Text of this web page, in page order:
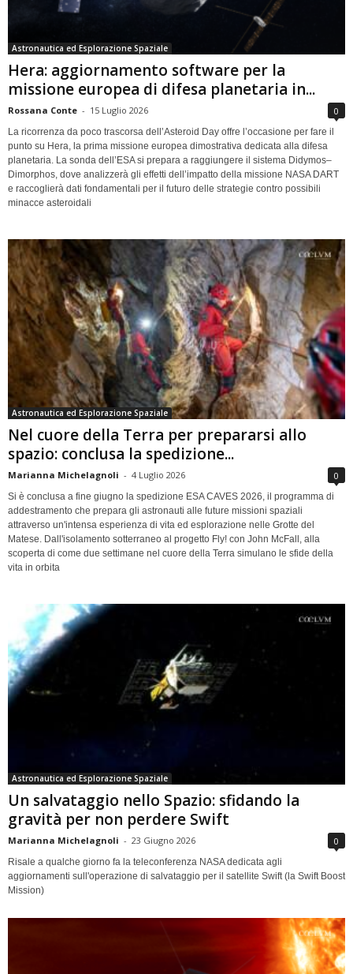
Astronautica ed Esplorazione Spaziale
Hera: aggiornamento software per la
missione europea di difesa planetaria in...
Rossana Conte - 15 Luglio 2026 0
La ricorrenza da poco trascorsa dell’Asteroid Day offre l’occasione per fare il
punto su Hera, la prima missione europea dimostrativa dedicata alla difesa
planetaria. La sonda dell’ESA si prepara a raggiungere il sistema Didymos–
Dimorphos, dove analizzerà gli effetti dell’impatto della missione NASA DART
e raccoglierà dati fondamentali per il futuro delle strategie contro possibili
minacce asteroidali
Astronautica ed Esplorazione Spaziale
Nel cuore della Terra per prepararsi allo
spazio: conclusa la spedizione...
Marianna Michelagnoli - 4 Luglio 2026 0
Si è conclusa a fine giugno la spedizione ESA CAVES 2026, il programma di
addestramento che prepara gli astronauti alle future missioni spaziali
attraverso un'intensa esperienza di vita ed esplorazione nelle Grotte del
Matese. Dall'isolamento sotterraneo al progetto Fly! con John McFall, alla
scoperta di come due settimane nel cuore della Terra simulano le sfide della
vita in orbita
Astronautica ed Esplorazione Spaziale
Un salvataggio nello Spazio: sfidando la
gravità per non perdere Swift
Marianna Michelagnoli - 23 Giugno 2026 0
Risale a qualche giorno fa la teleconferenza NASA dedicata agli
aggiornamenti sull'operazione di salvataggio per il satellite Swift (la Swift Boost
Mission)